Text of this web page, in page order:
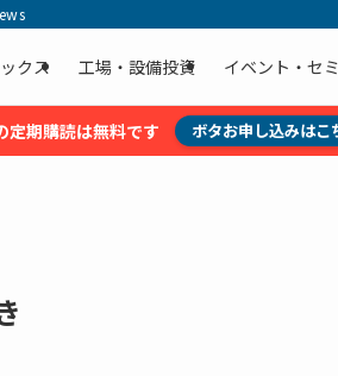
クス 工場・設備投資 イベント・セ
定期購読は無料です ボタお申し込みはこ